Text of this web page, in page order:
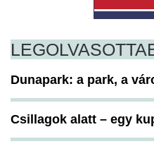
Dunapark: a park, a
Csillagok alatt – egy